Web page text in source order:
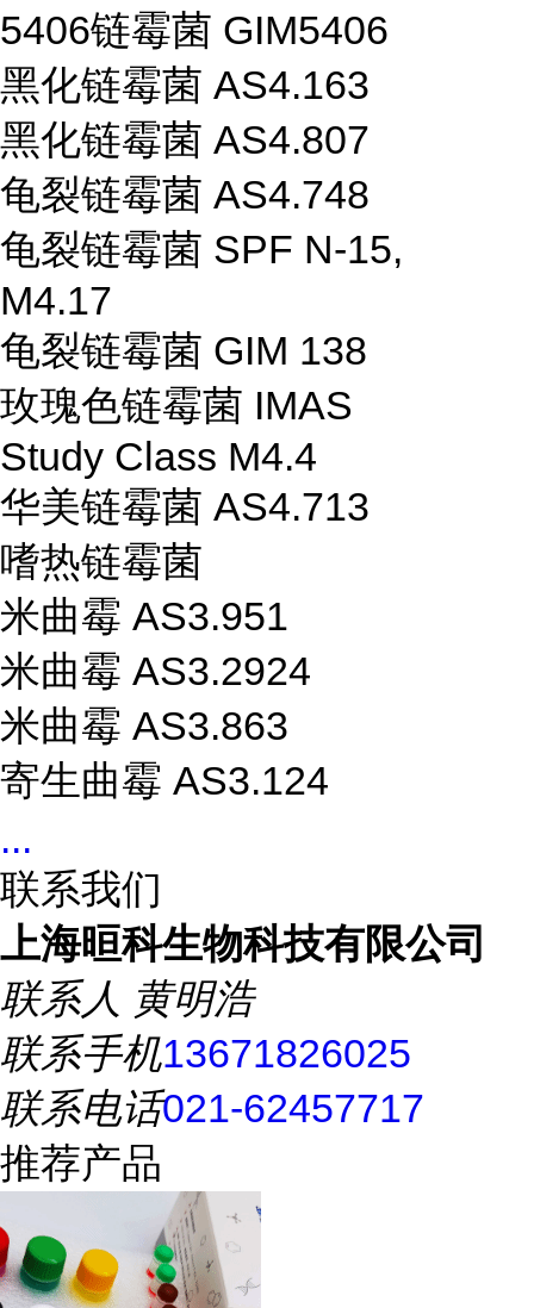
5406链霉菌 GIM5406
黑化链霉菌 AS4.163
黑化链霉菌 AS4.807
龟裂链霉菌 AS4.748
龟裂链霉菌 SPF N-15,
M4.17
龟裂链霉菌 GIM 138
玫瑰色链霉菌 IMAS
Study Class M4.4
华美链霉菌 AS4.713
嗜热链霉菌
米曲霉 AS3.951
米曲霉 AS3.2924
米曲霉 AS3.863
寄生曲霉 AS3.124
...
联系我们
上海晅科生物科技有限公司
联系人 黄明浩
联系手机13671826025
联系电话021-62457717
推荐产品